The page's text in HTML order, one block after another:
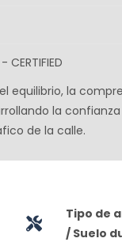
CERTIFIED
equilibrio, la
la
de la calle.
Tipo de
/ Suelo